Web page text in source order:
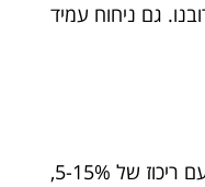
גם ניחוח עמיד
– דה טואלט (Eau de Toilette): עם ריכוז של 5-15%,